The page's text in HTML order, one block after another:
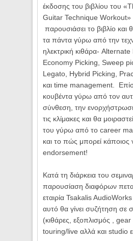
έκδοσης του βιβλίου του «
Guitar Technique Workout»
παρουσιάσει το βιβλίο και
τα πάντα γύρω από την
ηλεκτρική κιθάρα-Alternate
Economy Picking Sweep
Legato Hybrid Picking
καιtime management
κουβέντα γύρω από τον
σύνθεση, την
τις κλίμακες και θα
του γύρω από τοcareer
και το πώς μπορεί κάποιος
endorsement!
Κατά τη διάρκεια του
παρουσίαση διαφόρων
εταιρίαTsakalis AudioWorks
αυτό θα γίνει συζήτηση σε
(κιθάρες, εξοπλισμός ,gear
touring/live αλλά καιstudio